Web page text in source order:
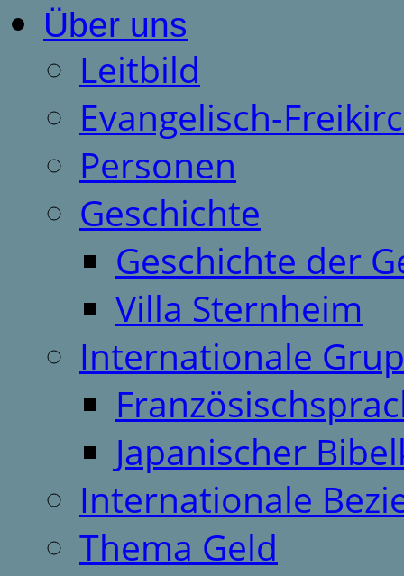
Über uns
Leitbild
Evangelisch-
Personen
Geschichte
Geschichte der
Villa Sternheim
Internationale
Japanischer
Internationale
Thema Geld